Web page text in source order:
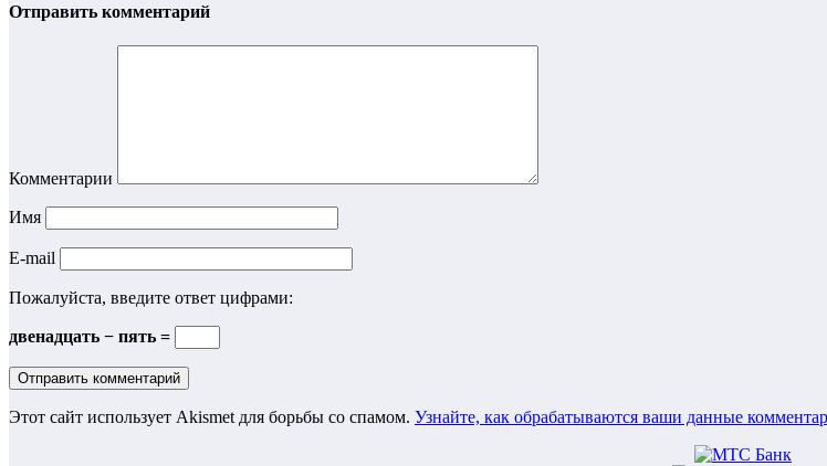
Отправить комментарий
Комментарии
Имя
E-mail
Пожалуйста, введите ответ цифрами:
двенадцать − пять =
Этот сайт использует Akismet для борьбы со спамом. Узнайте, как обрабатываются ваши данные